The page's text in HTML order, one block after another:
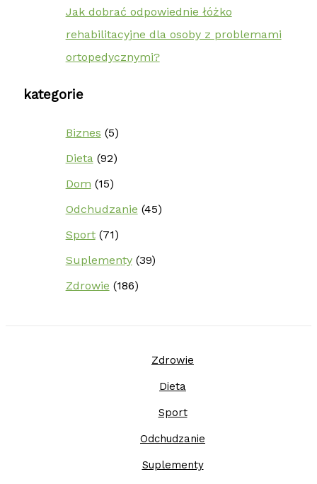
Jak dobrać odpowiednie łóżko
rehabilitacyjne dla osoby z problemami
ortopedycznymi?
kategorie
Biznes (5)
Dieta (92)
Dom (15)
Odchudzanie (45)
Sport(71)
Suplementy(39)
Zdrowie (186)
Zdrowie
Dieta
Sport
Odchudzanie
Suplementy